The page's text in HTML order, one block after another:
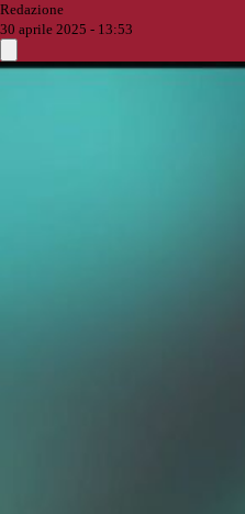
Redazione
30 aprile 2025 - 13:53